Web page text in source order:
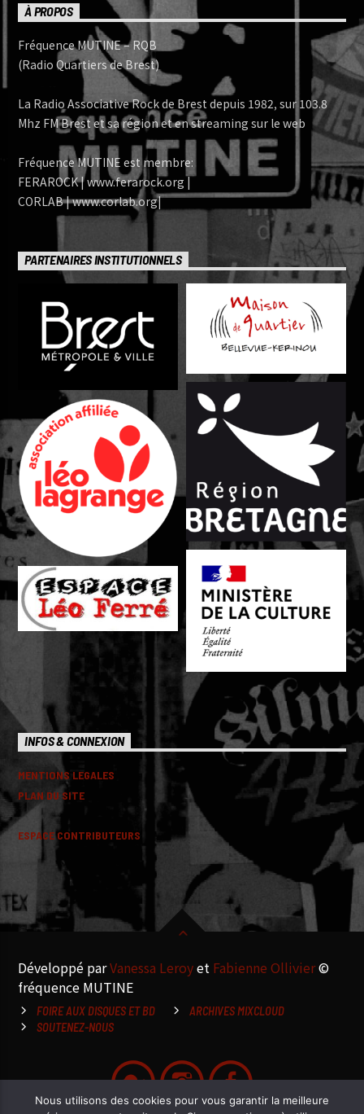
À PROPOS
Fréquence MUTINE – RQB
(Radio Quartiers de Brest)
La Radio Associative Rock de Brest depuis 1982, sur 103.8
Mhz FM Brest et sa région et en streaming sur le web
Fréquence MUTINE est membre:
FERAROCK | www.ferarock.org |
CORLAB | www.corlab.org|
PARTENAIRES INSTITUTIONNELS
INFOS & CONNEXION
MENTIONS LEGALES
PLAN DU SITE
ESPACE CONTRIBUTEURS
Développé parVanessa Leroyet Fabienne Ollivier©
fréquence MUTINE
FOIRE AUX DISQUES ET BD
ARCHIVES MIXCLOUD
SOUTENEZ-NOUS
Nous utilisons des cookies pour vous garantir la meilleure